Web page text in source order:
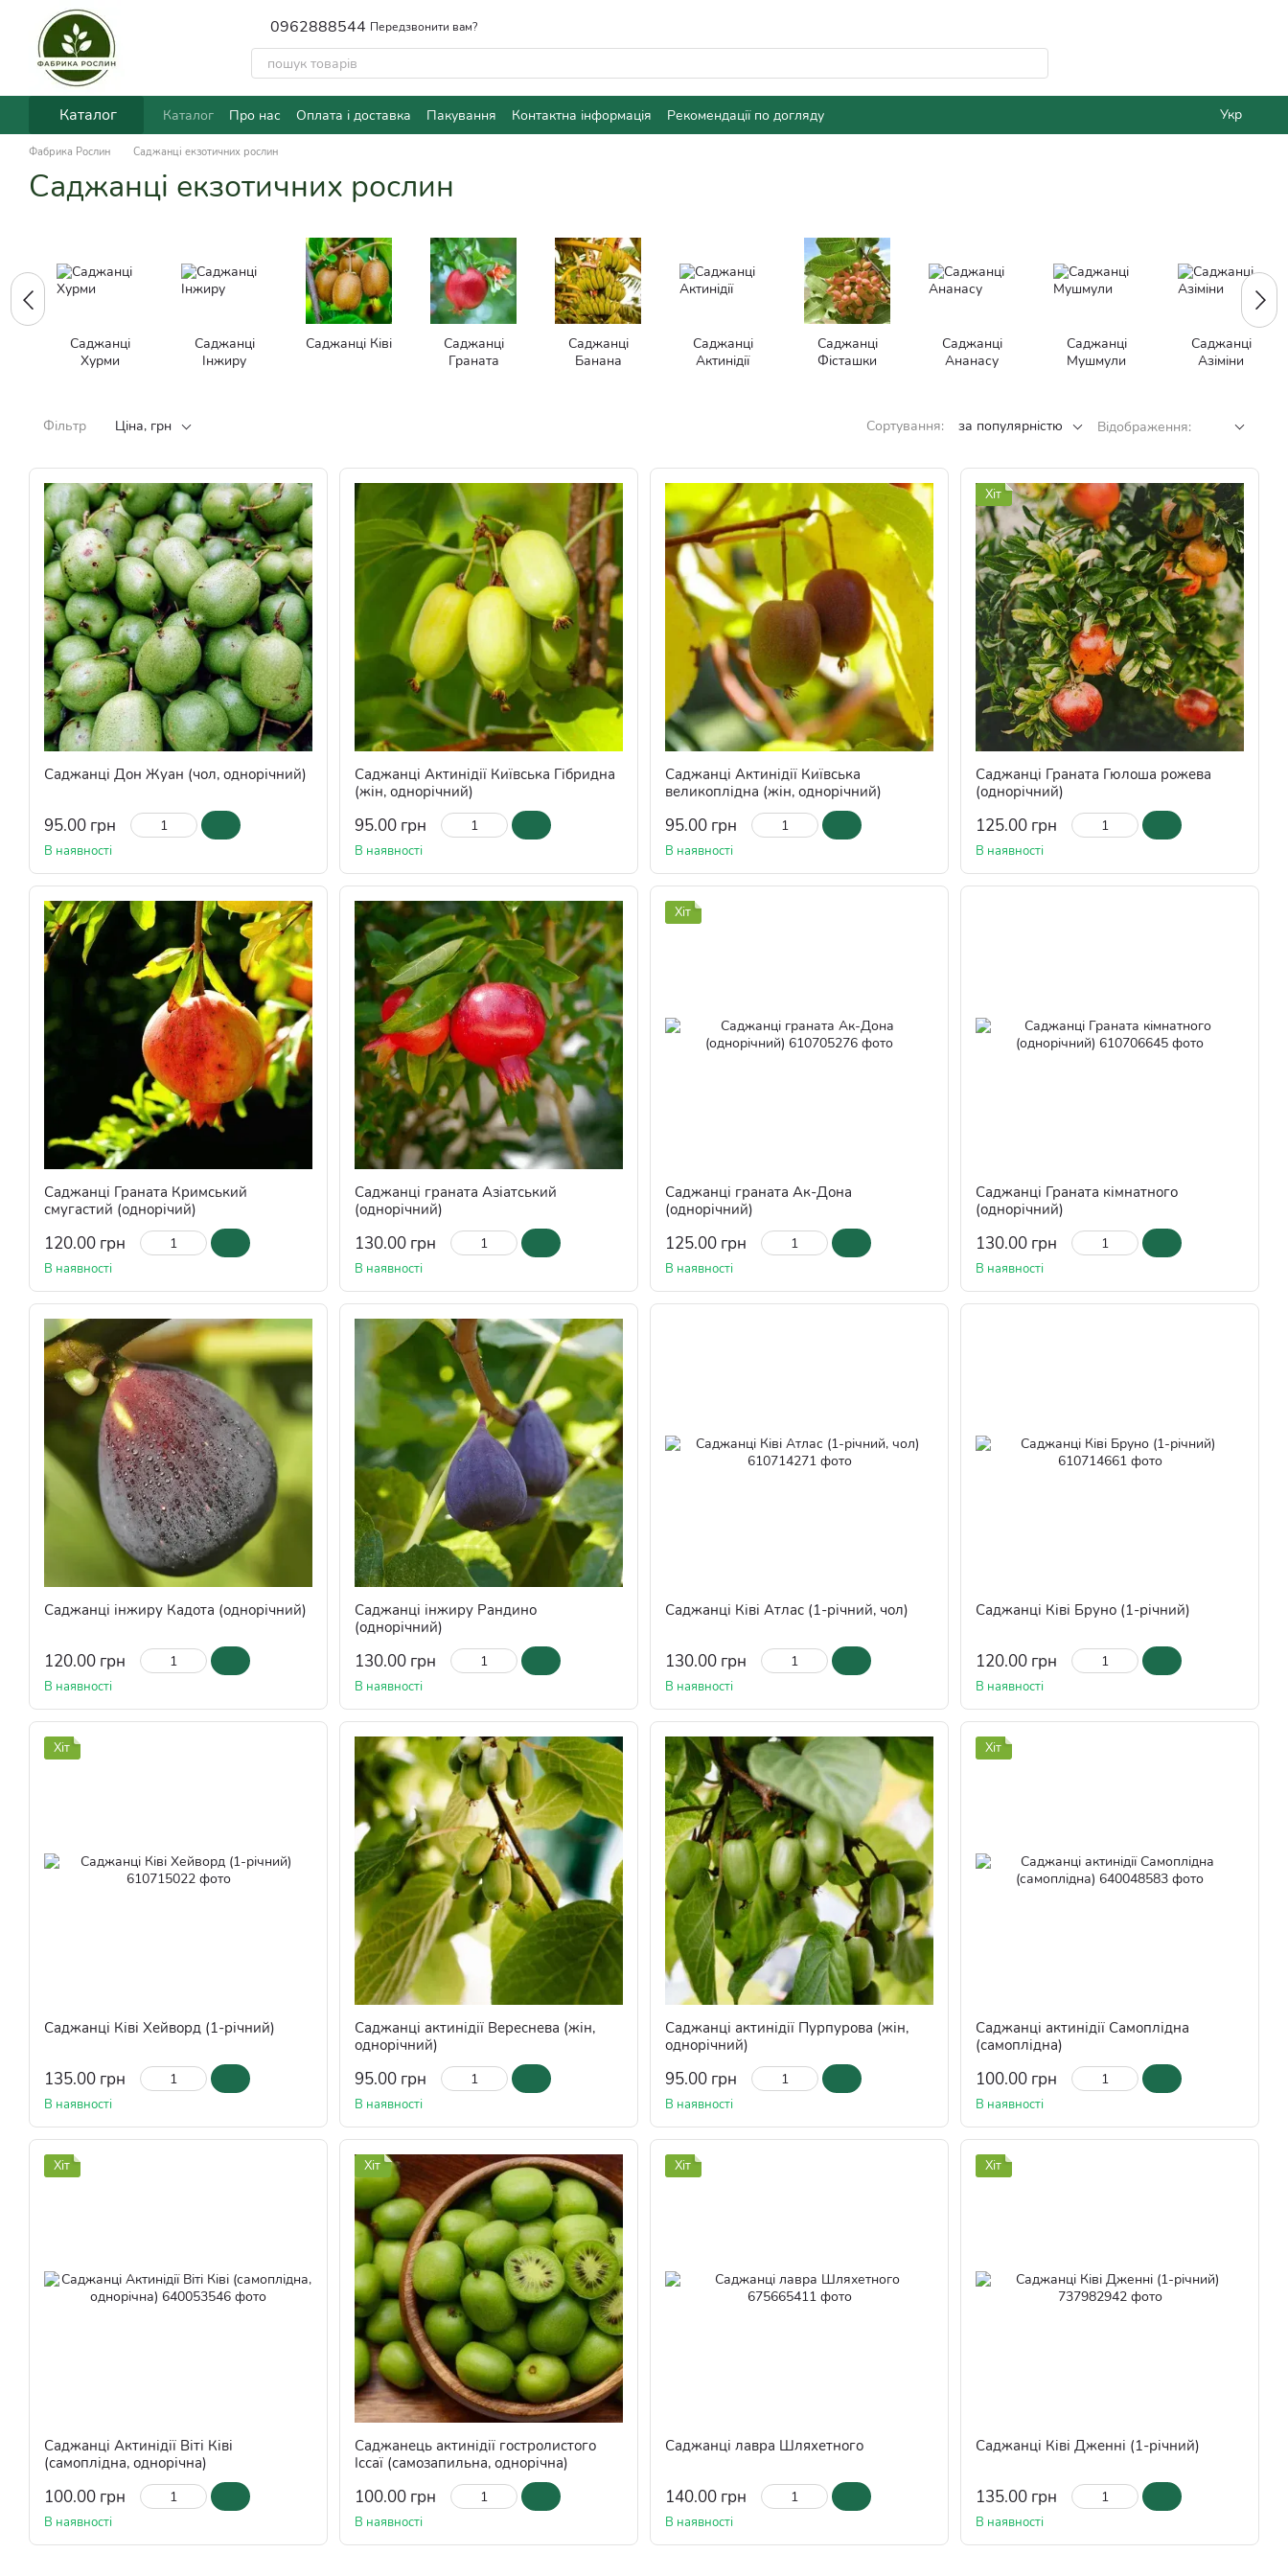
Перейти до основного контенту
0962888544 Передзвонити вам?
Каталог Каталог Про нас Оплата і доставка Пакування Контактна інформація Рекомендації по догляду Укр
Фабрика Рослин Саджанці екзотичних рослин
Саджанці екзотичних рослин
Саджанці
Хурми
Саджанці
Інжиру
Саджанці Ківі
Саджанці
Граната
Саджанці
Банана
Саджанці
Актинідії
Саджанці
Фісташки
Саджанці
Ананасу
Саджанці
Мушмули
Саджанці
Азіміни
Фільтр Ціна, грн Сортування: за популярністю Відображення:
Саджанці Дон Жуан (чол, однорічний)
95.00 грн
В наявності
Саджанці Актинідії Київська Гібридна
(жін, однорічний)
95.00 грн
В наявності
Саджанці Актинідії Київська
великоплідна (жін, однорічний)
95.00 грн
В наявності
Хіт
Саджанці Граната Гюлоша рожева
(однорічний)
125.00 грн
В наявності
Саджанці Граната Кримський
смугастий (однорічий)
120.00 грн
В наявності
Саджанці граната Азіатський
(однорічний)
130.00 грн
В наявності
Хіт
Саджанці граната Ак-Дона
(однорічний)
125.00 грн
В наявності
Саджанці Граната кімнатного
(однорічний)
130.00 грн
В наявності
Саджанці інжиру Кадота (однорічний)
120.00 грн
В наявності
Саджанці інжиру Рандино
(однорічний)
130.00 грн
В наявності
Саджанці Ківі Атлас (1-річний, чол)
130.00 грн
В наявності
Саджанці Ківі Бруно (1-річний)
120.00 грн
В наявності
Хіт
Саджанці Ківі Хейворд (1-річний)
135.00 грн
В наявності
Саджанці актинідії Вереснева (жін,
однорічний)
95.00 грн
В наявності
Саджанці актинідії Пурпурова (жін,
однорічний)
95.00 грн
В наявності
Хіт
Саджанці актинідії Самоплідна
(самоплідна)
100.00 грн
В наявності
Хіт
Саджанці Актинідії Віті Ківі
(самоплідна, однорічна)
100.00 грн
В наявності
Хіт
Саджанець актинідії гостролистого
Іссаї (самозапильна, однорічна)
100.00 грн
В наявності
Хіт
Саджанці лавра Шляхетного
140.00 грн
В наявності
Хіт
Саджанці Ківі Дженні (1-річний)
135.00 грн
В наявності